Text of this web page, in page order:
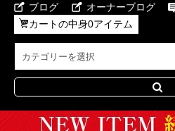
ブログ
オーナーブログ
カートの中身0アイテム